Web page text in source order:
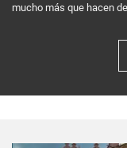
mucho más que hacen